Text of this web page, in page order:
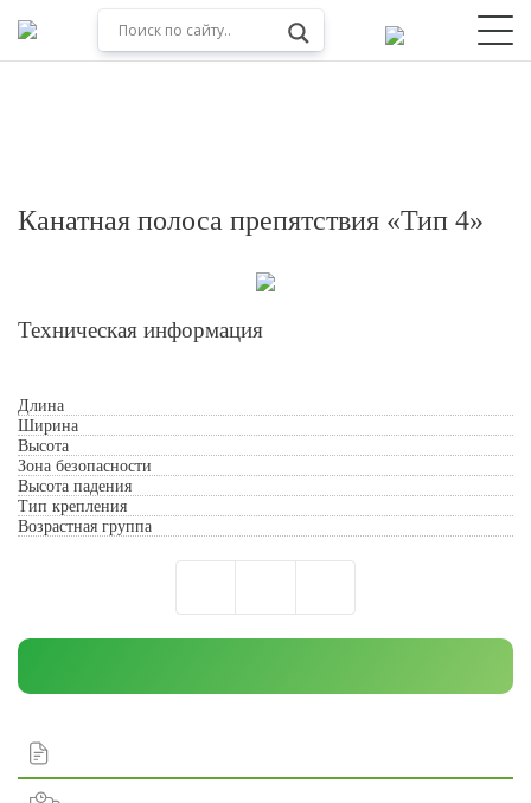
Канатная полоса препятствия «Тип 4»
Техническая информация
Длина
Ширина
Высота
Зона безопасности
Высота падения
Тип крепления
Возрастная группа
Обработкой персональных данных